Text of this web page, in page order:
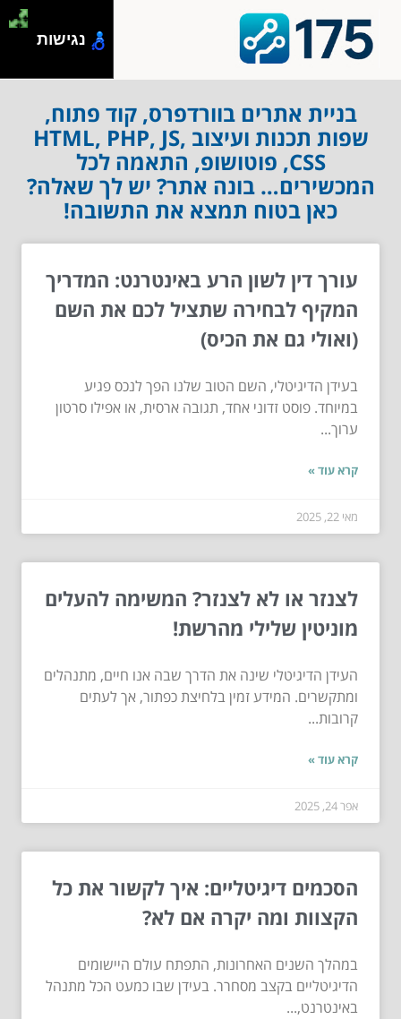
בניית אתרים בוורדפרס, קוד פתוח,
שפות תכנות ועיצוב HTML, PHP, JS,
CSS, פוטושופ, התאמה לכל
המכשירים… בונה אתר? יש לך שאלה?
כאן בטוח תמצא את התשובה!
עורך דין לשון הרע באינטרנט: המדריך
המקיף לבחירה שתציל לכם את השם
(ואולי גם את הכיס)
בעידן הדיגיטלי, השם הטוב שלנו הפך לנכס פגיע
במיוחד. פוסט זדוני אחד, תגובה ארסית, או אפילו סרטון
ערוך...
קרא עוד »
מאי 22, 2025
לצנזר או לא לצנזר? המשימה להעלים
מוניטין שלילי מהרשת!
העידן הדיגיטלי שינה את הדרך שבה אנו חיים, מתנהלים
ומתקשרים. המידע זמין בלחיצת כפתור, אך לעתים
קרובות...
קרא עוד »
אפר 24, 2025
הסכמים דיגיטליים: איך לקשור את כל
הקצוות ומה יקרה אם לא?
במהלך השנים האחרונות, התפתח עולם היישומים
הדיגיטליים בקצב מסחרר. בעידן שבו כמעט הכל מתנהל
באינטרנט,...
נגישות